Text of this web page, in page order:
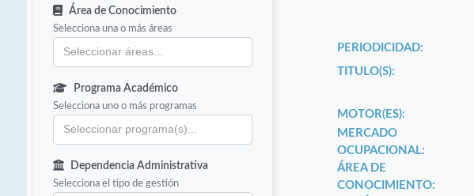
Área de Conocimiento
Selecciona una o más áreas
Programa Académico
Selecciona uno o más programas
Dependencia Administrativa
Selecciona el tipo de gestión
PERIODICIDAD:
TITULO(S):
MOTOR(ES):
MERCADO
OCUPACIONAL:
ÁREA DE
CONOCIMIENTO: